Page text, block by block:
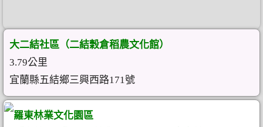
大二結社區（二結穀倉稻農文化館）
3.79公里
宜蘭縣五結鄉三興西路171號
羅東林業文化園區